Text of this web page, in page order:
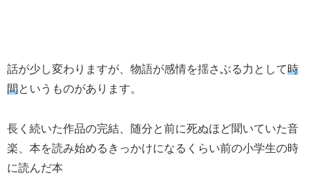
話が少し変わりますが、物語が感情を揺さぶる力として時
間というものがあります。
長く続いた作品の完結、随分と前に死ぬほど聞いていた音
楽、本を読み始めるきっかけになるくらい前の小学生の時
に読んだ本